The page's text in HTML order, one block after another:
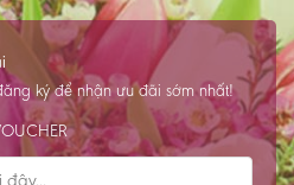
ký để nhận ưu đãi sớm nhất!